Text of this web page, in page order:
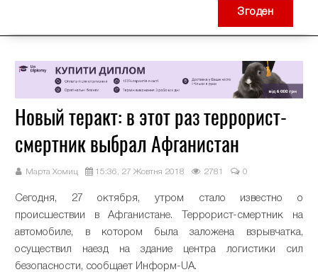
Новый теракт: в этот раз террорист-
смертник выбрал Афганистан
Марта Хомиц 15:36, 27 Жовтня 2018 2781 0
Сегодня, 27 октября, утром стало известно о
происшествии в Афганистане. Террорист-смертник на
автомобиле, в котором была заложена взрывчатка,
осуществил наезд на здание центра логистики сил
безопасности, сообщает Информ-UA.
Згоден